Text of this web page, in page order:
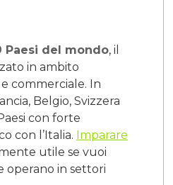
Paesi del mondo, il
in ambito
commerciale. In
Belgio, Svizzera
con forte
con l’Italia. Imparare
utile se vuoi
operano in settori